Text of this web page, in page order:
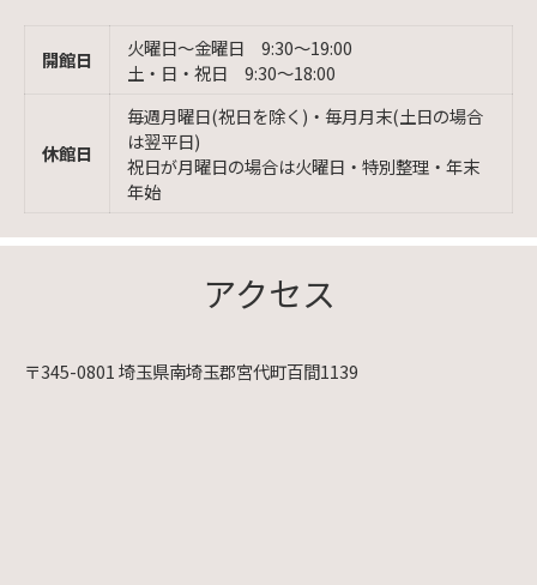
開館日
火曜日〜金曜日 9:30〜19:00
土・日・祝日 9:30〜18:00
休館日
毎週月曜日(祝日を除く)・毎月月末(土日の場合
は翌平日)
祝日が月曜日の場合は火曜日・特別整理・年末
年始
アクセス
〒345-0801 埼玉県南埼玉郡宮代町百間1139